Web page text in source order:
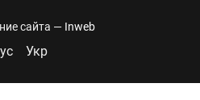
сайта — Inweb
Укр